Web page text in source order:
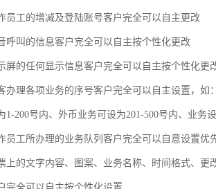
员工的增减及登陆账号客户完全可以自主更改
呼叫的信息客户完全可以自主按个性化更改
屏的任何显示信息客户完全可以自主按个性化更
办理各项业务的序号客户完全可以自主设置，如
1-200号内、外币业务可设为201-500号内、业务
员工所办理的业务队列客户完全可以自意设置优
上的文字内容、图案、业务名称、时间格式、更